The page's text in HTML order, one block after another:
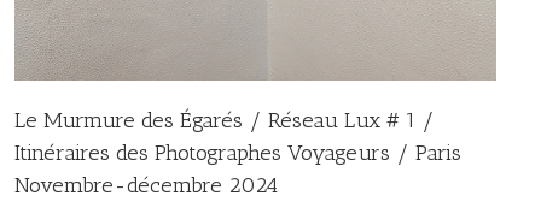
Le Murmure des Égarés / Réseau Lux # 1 /
Itinéraires des Photographes Voyageurs / Paris
Novembre-décembre 2024